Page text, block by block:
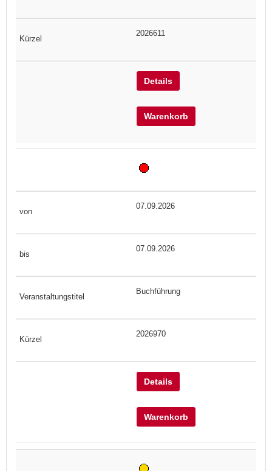
2026611
Details
Warenkorb
07.09.2026
07.09.2026
Buchführung
2026970
Details
Warenkorb